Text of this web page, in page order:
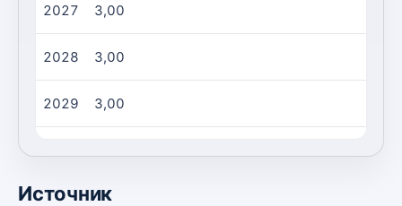
2027 3,00
2028 3,00
2029 3,00
Источник